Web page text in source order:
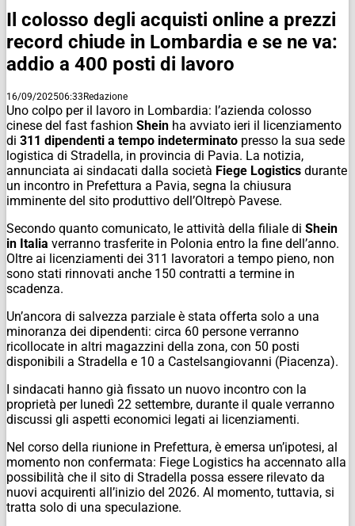
Il colosso degli acquisti online a prezzi
record chiude in Lombardia e se ne va:
addio a 400 posti di lavoro
16/09/202506:33Redazione
Uno colpo per il lavoro in Lombardia: l’azienda colosso
cinese del fast fashion Shein ha avviato ieri il licenziamento
di 311 dipendenti a tempo indeterminato presso la sua sede
logistica di Stradella, in provincia di Pavia. La notizia,
annunciata ai sindacati dalla società Fiege Logistics durante
un incontro in Prefettura a Pavia, segna la chiusura
imminente del sito produttivo dell’Oltrepò Pavese.
Secondo quanto comunicato, le attività della filiale di Shein
in Italia verranno trasferite in Polonia entro la fine dell’anno.
Oltre ai licenziamenti dei 311 lavoratori a tempo pieno, non
sono stati rinnovati anche 150 contratti a termine in
scadenza.
Un’ancora di salvezza parziale è stata offerta solo a una
minoranza dei dipendenti: circa 60 persone verranno
ricollocate in altri magazzini della zona, con 50 posti
disponibili a Stradella e 10 a Castelsangiovanni (Piacenza).
I sindacati hanno già fissato un nuovo incontro con la
proprietà per lunedì 22 settembre, durante il quale verranno
discussi gli aspetti economici legati ai licenziamenti.
Nel corso della riunione in Prefettura, è emersa un’ipotesi, al
momento non confermata: Fiege Logistics ha accennato alla
possibilità che il sito di Stradella possa essere rilevato da
nuovi acquirenti all’inizio del 2026. Al momento, tuttavia, si
tratta solo di una speculazione.